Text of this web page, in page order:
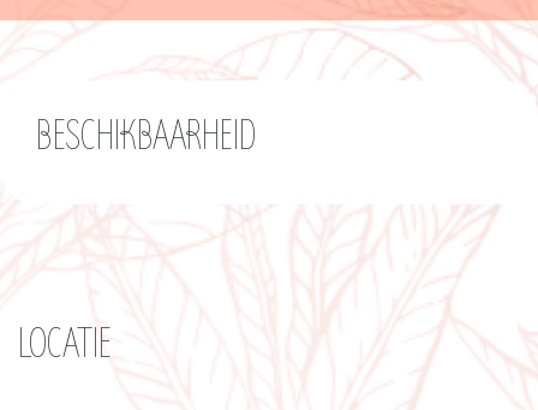
BESCHIKBAARHEID
LOCATIE